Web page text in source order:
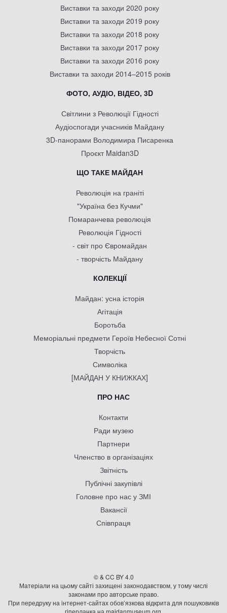
Виставки та заходи 2020 року
Виставки та заходи 2019 року
Виставки та заходи 2018 року
Виставки та заходи 2017 року
Виставки та заходи 2016 року
Виставки та заходи 2014–2015 років
ФОТО, АУДІО, ВІДЕО, 3D
Світлини з Революції Гідності
Аудіоспогади учасників Майдану
3D-панорами Володимира Писаренка
Проєкт Maidan3D
ЩО ТАКЕ МАЙДАН
Революція на граніті
"Україна без Кучми"
Помаранчева революція
Революція Гідності
- світ про Євромайдан
- творчість Майдану
КОЛЕКЦІЇ
Майдан: усна історія
Агітація
Боротьба
Меморіальні предмети Героїв Небесної Сотні
Творчість
Символіка
[МАЙДАН У КНИЖКАХ]
ПРО НАС
Контакти
Ради музею
Партнери
Членство в організаціях
Звітність
Публічні закупівлі
Головне про нас у ЗМІ
Вакансії
Співпраця
© & CC BY 4.0
Матеріали на цьому сайті захищені законодавством, у тому числі
законами про авторське право.
При передруку на iнтернет-сайтах обов’язкова відкрита для пошуковиків
гiперланка на maidanmuseum.org.